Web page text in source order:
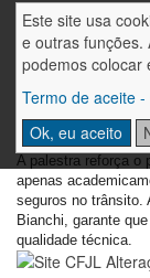
Este site usa
e outras funções.
podemos colocar
Termo de aceite -
Ok, eu aceito
e a
Locais
ciclovias,
motoristas.
A palestra reforça o
apenas
seguros no trânsito.
Bianchi, garante
qualidade técnica.